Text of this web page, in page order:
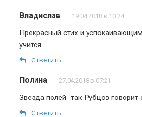
Владислав 19.04.2018 в 10:24
Прекрасный стих и
учится
Ответить
Полина 27.04.2018 в 07:21
Звезда полей- так Рубцов говорит
Ответить